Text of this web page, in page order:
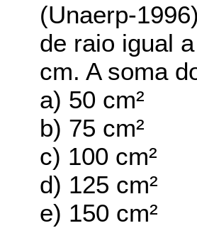
(Unaerp-
de raio igual
cm. A soma
a) 50 cm²
b) 75 cm²
c) 100 cm²
d) 125 cm²
e) 150 cm²